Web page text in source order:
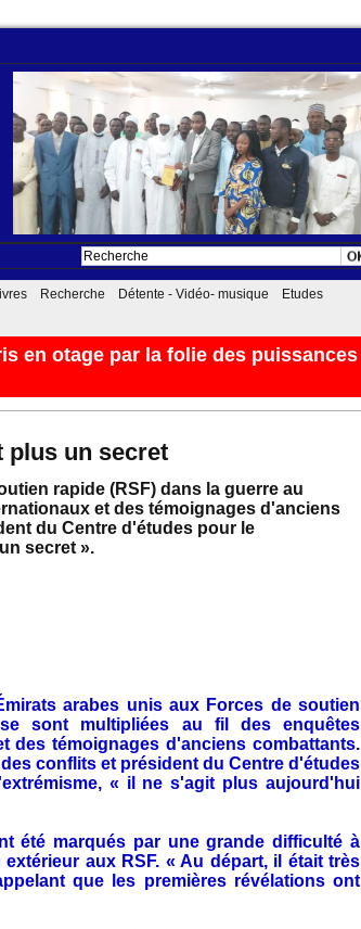
Recherche Détente - Vidéo- musique
Etudes
en otage par la folie des puissances
plus un secret
rapide (RSF) dans la guerre au
et des témoignages d'anciens
du Centre d'études pour le
secret ».
arabes unis aux Forces de soutien
sont multipliées au fil des enquêtes
des témoignages d'anciens combattants.
conflits et président du Centre d'études
« il ne s'agit plus aujourd'hui
été marqués par une grande difficulté à
aux RSF. « Au départ, il était très
que les premières révélations ont